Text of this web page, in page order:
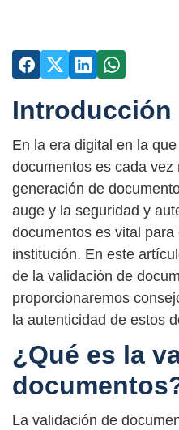
Introducción
En la era digital en la
documentos es cada vez
generación de
auge y la seguridad y
documentos es vital
institución. En este
de la validación de
proporcionaremos
la autenticidad de estos
¿Qué es la
La validación de